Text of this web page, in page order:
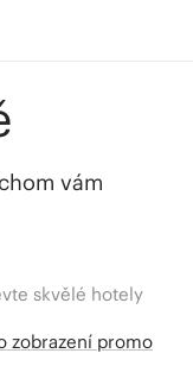
vám
skvělé hotely
zobrazení promo